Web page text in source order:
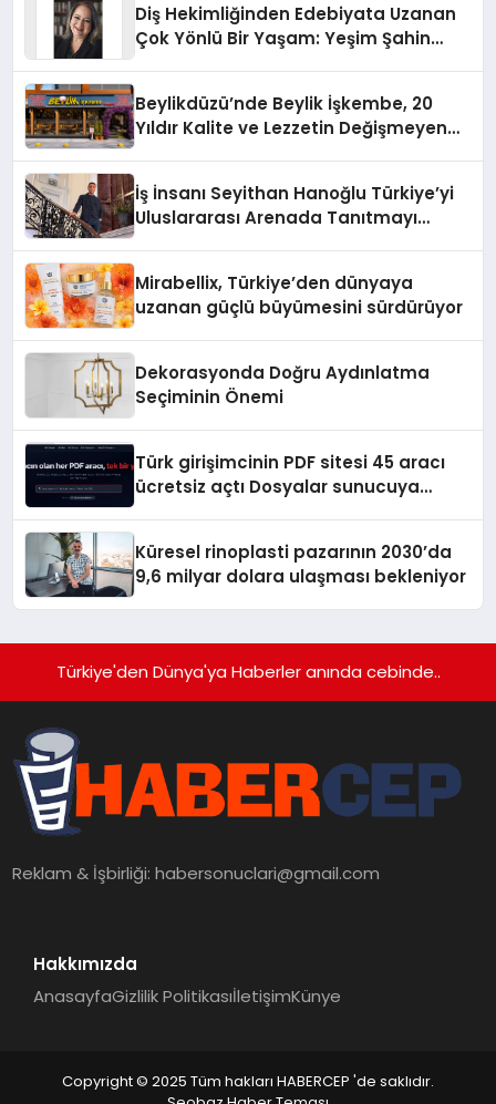
Diş Hekimliğinden Edebiyata Uzanan
Çok Yönlü Bir Yaşam: Yeşim Şahin
Beylikdüzü’nde Beylik İşkembe, 20
Yıldır Kalite ve Lezzetin Değişmeyen
İş İnsanı Seyithan Hanoğlu Türkiye’yi
Uluslararası Arenada Tanıtmayı
Mirabellix, Türkiye’den dünyaya
uzanan güçlü büyümesini sürdürüyor
Dekorasyonda Doğru Aydınlatma
Seçiminin Önemi
Türk girişimcinin PDF sitesi 45 aracı
ücretsiz açtı Dosyalar sunucuya
Küresel rinoplasti pazarının 2030’da
9,6 milyar dolara ulaşması bekleniyor
Türkiye'den Dünya'ya Haberler anında cebinde..
Reklam & İşbirliği:habersonuclari@gmail.com
Hakkımızda
AnasayfaGizlilik PolitikasıİletişimKünye
Copyright © 2025 Tüm hakları HABERCEP 'de saklıdır.